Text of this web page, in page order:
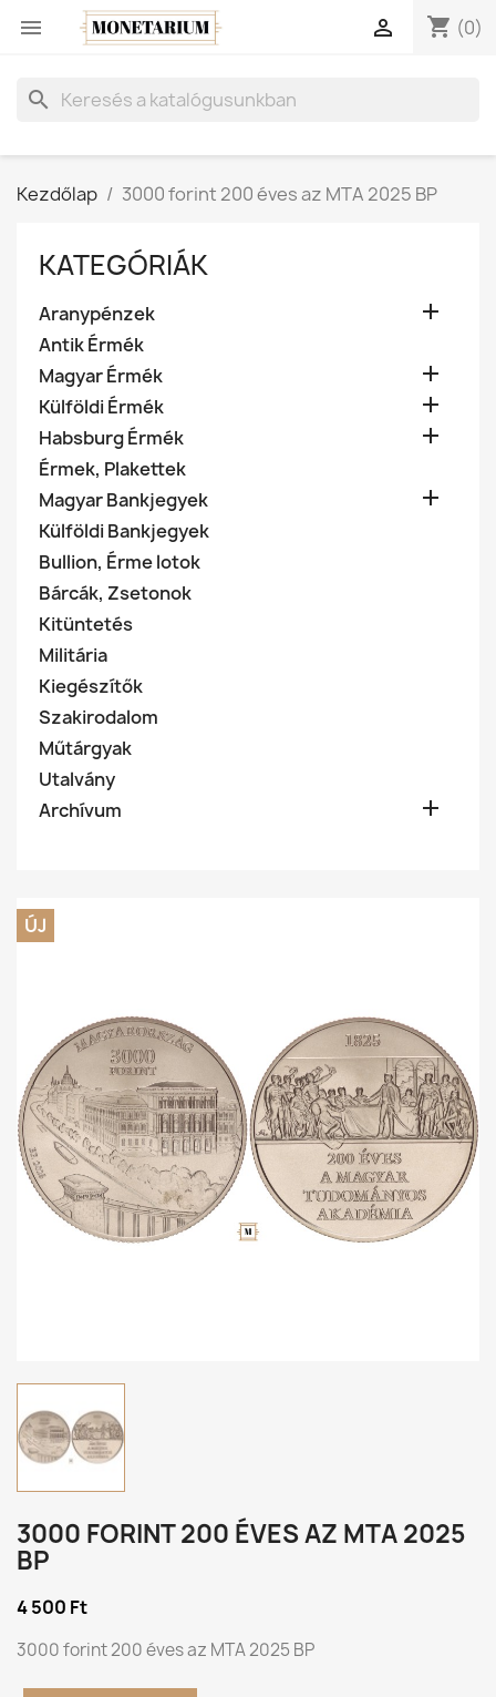
 shopping_cart (0)

search
Kezdőlap 3000 forint 200 éves az MTA 2025 BP
KATEGÓRIÁK
Aranypénzek 
Antik Érmék
Magyar Érmék

Külföldi Érmék 
Habsburg Érmék 
Érmek, Plakettek
Magyar Bankjegyek

Külföldi Bankjegyek
Bullion, Érme lotok
Bárcák, Zsetonok
Kitüntetés
Militária
Kiegészítők
Szakirodalom
Műtárgyak
Utalvány
Archívum

ÚJ
3000 FORINT 200 ÉVES AZ MTA 2025
BP
4 500 Ft
3000 forint 200 éves az MTA 2025 BP